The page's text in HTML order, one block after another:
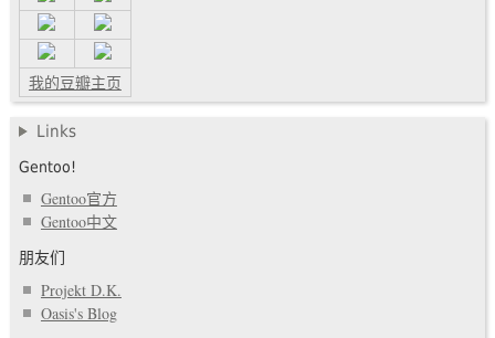
我的豆瓣主页
Links
Gentoo!
Gentoo官方
Gentoo中文
朋友们
Projekt D.K.
Oasis's Blog